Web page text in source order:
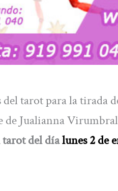
tarot para la tirada
de Jualianna
del díalunes 2 de